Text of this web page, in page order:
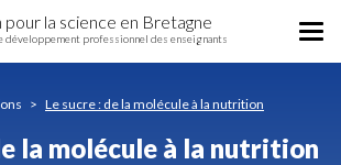
pour la science en Bretagne
développement professionnel des enseignants
Le sucre : de la molécule à la nutrition
la molécule à la nutrition